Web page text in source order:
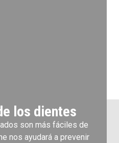
los dientes
son más fáciles de
nos ayudará a prevenir